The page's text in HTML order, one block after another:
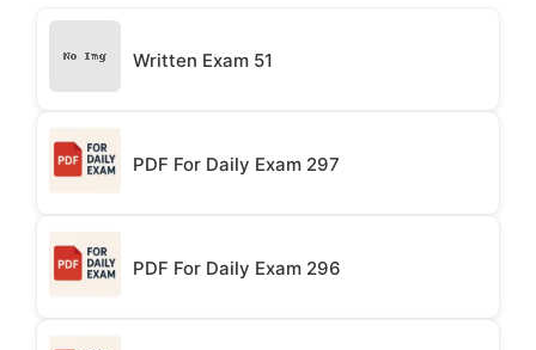
Written Exam 51
PDF For Daily Exam 297
PDF For Daily Exam 296